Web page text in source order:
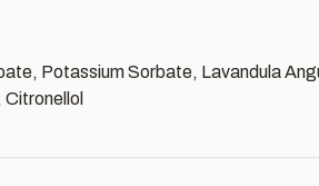
Potassium Sorbate, Lavandula